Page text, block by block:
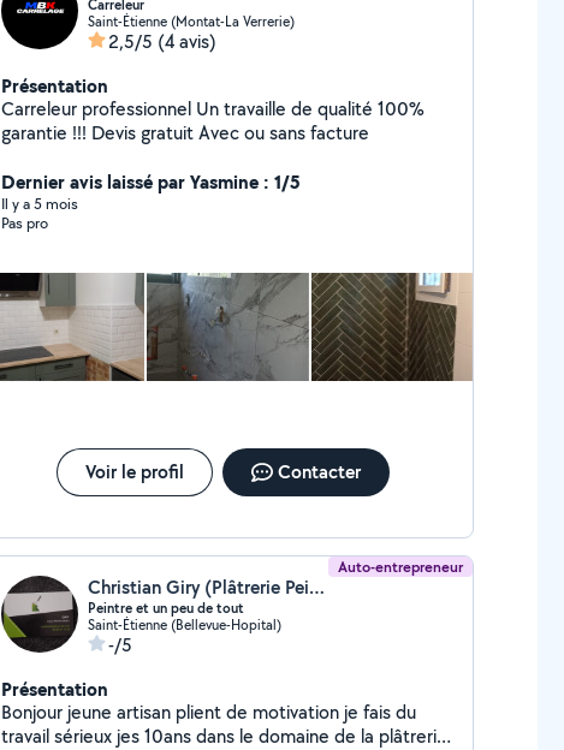
Carreleur
Saint-Étienne (Montat-La Verrerie)
2,5/5 (4 avis)
Présentation
Carreleur professionnel Un travaille de qualité 100%
garantie !!! Devis gratuit Avec ou sans facture
Dernier avis laissé par Yasmine : 1/5
Il y a 5 mois
Pas pro
Voir le profil Contacter
Auto-entrepreneur
Christian Giry (Plâtrerie Peinture)
Peintre et un peu de tout
Saint-Étienne (Bellevue-Hopital)
-/5
Présentation
Bonjour jeune artisan plient de motivation je fais du
travail sérieux jes 10ans dans le domaine de la plâtrerie